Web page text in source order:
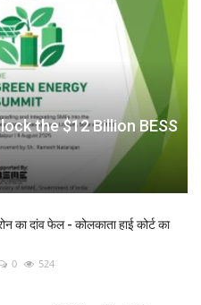
the $12 Billion BESS
का दांव फेल - कोलकाता हाई कोर्ट का
0 524